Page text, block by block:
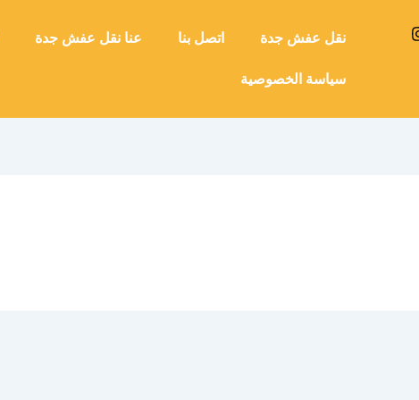
نقل عفش جدة اتصل بنا عنا نقل عفش جدة
سياسة الخصوصية